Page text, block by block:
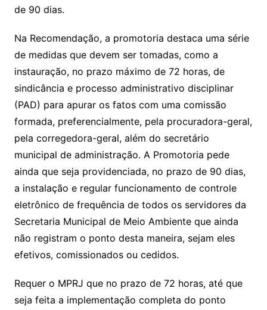
de 90 dias.
Na Recomendação, a promotoria destaca uma série
de medidas que devem ser tomadas, como a
instauração, no prazo máximo de 72 horas, de
sindicância e processo administrativo disciplinar
(PAD) para apurar os fatos com uma comissão
formada, preferencialmente, pela procuradora-geral,
pela corregedora-geral, além do secretário
municipal de administração. A Promotoria pede
ainda que seja providenciada, no prazo de 90 dias,
a instalação e regular funcionamento de controle
eletrônico de frequência de todos os servidores da
Secretaria Municipal de Meio Ambiente que ainda
não registram o ponto desta maneira, sejam eles
efetivos, comissionados ou cedidos.
Requer o MPRJ que no prazo de 72 horas, até que
seja feita a implementação completa do ponto